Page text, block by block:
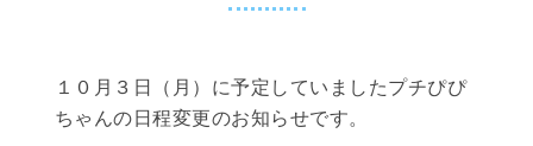
１０月３日（月）に予定していましたプチぴぴ
ちゃんの日程変更のお知らせです。